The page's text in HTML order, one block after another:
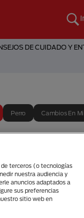
DE CUIDADO Y
Perro Cambios En
al
y
terceros (o tecnologías
nuestra audiencia y
anuncios adaptados a
sus preferencias
sitio web en